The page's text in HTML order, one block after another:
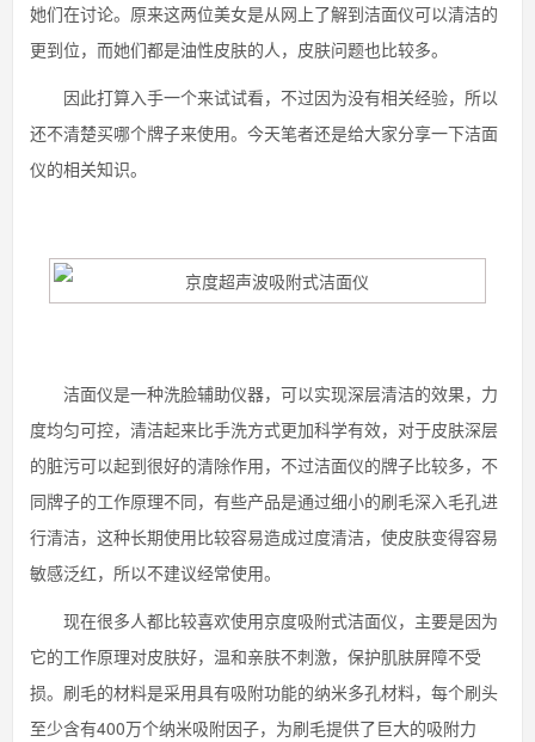
她们在讨论。原来这两位美女是从网上了解到洁面仪可以清洁的
更到位，而她们都是油性皮肤的人，皮肤问题也比较多。
因此打算入手一个来试试看，不过因为没有相关经验，所以
还不清楚买哪个牌子来使用。今天笔者还是给大家分享一下洁面
仪的相关知识。
洁面仪是一种洗脸辅助仪器，可以实现深层清洁的效果，力
度均匀可控，清洁起来比手洗方式更加科学有效，对于皮肤深层
的脏污可以起到很好的清除作用，不过洁面仪的牌子比较多，不
同牌子的工作原理不同，有些产品是通过细小的刷毛深入毛孔进
行清洁，这种长期使用比较容易造成过度清洁，使皮肤变得容易
敏感泛红，所以不建议经常使用。
现在很多人都比较喜欢使用京度吸附式洁面仪，主要是因为
它的工作原理对皮肤好，温和亲肤不刺激，保护肌肤屏障不受
损。刷毛的材料是采用具有吸附功能的纳米多孔材料，每个刷头
至少含有400万个纳米吸附因子，为刷毛提供了巨大的吸附力